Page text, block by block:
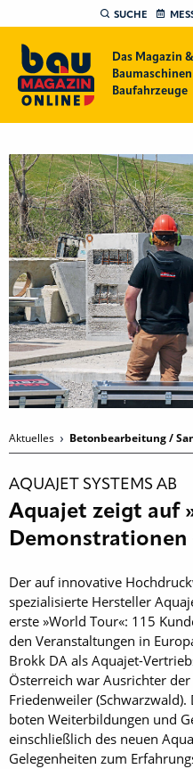
SUCHE
Das Magazin
Baufahrzeuge
Aktuelles Betonbearbeitung /
AQUAJET SYSTEMS AB
Aquajet zeigt auf
Demonstrationen
Der auf innovative
spezialisierte Hersteller
erste »World Tour«: 115
den Veranstaltungen in
Brokk DA als Aquajet-
Österreich war Ausrichter
Friedenweiler
boten Weiterbildungen und
einschließlich des neuen
Gelegenheiten zum